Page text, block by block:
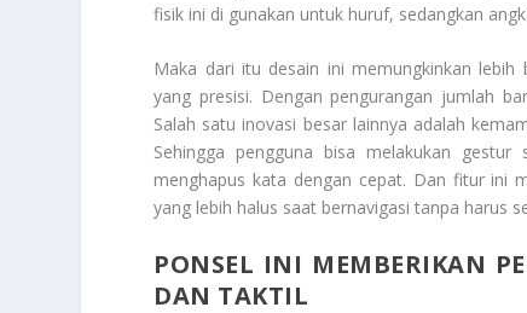
fisik ini di gunakan untuk huruf, sedangkan
Maka dari itu desain ini memungkinkan
yang presisi. Dengan pengurangan jumlah
Salah satu inovasi besar lainnya adalah
Sehingga pengguna bisa melakukan
menghapus kata dengan cepat. Dan fitur ini
yang lebih halus saat bernavigasi tanpa harus
PONSEL INI MEMBERIKAN
DAN TAKTIL